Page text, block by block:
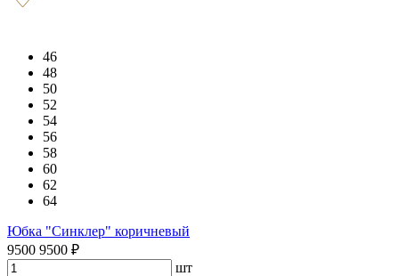
46
48
50
52
54
56
58
60
62
64
Юбка "Синклер" коричневый
9500 9500 ₽
шт